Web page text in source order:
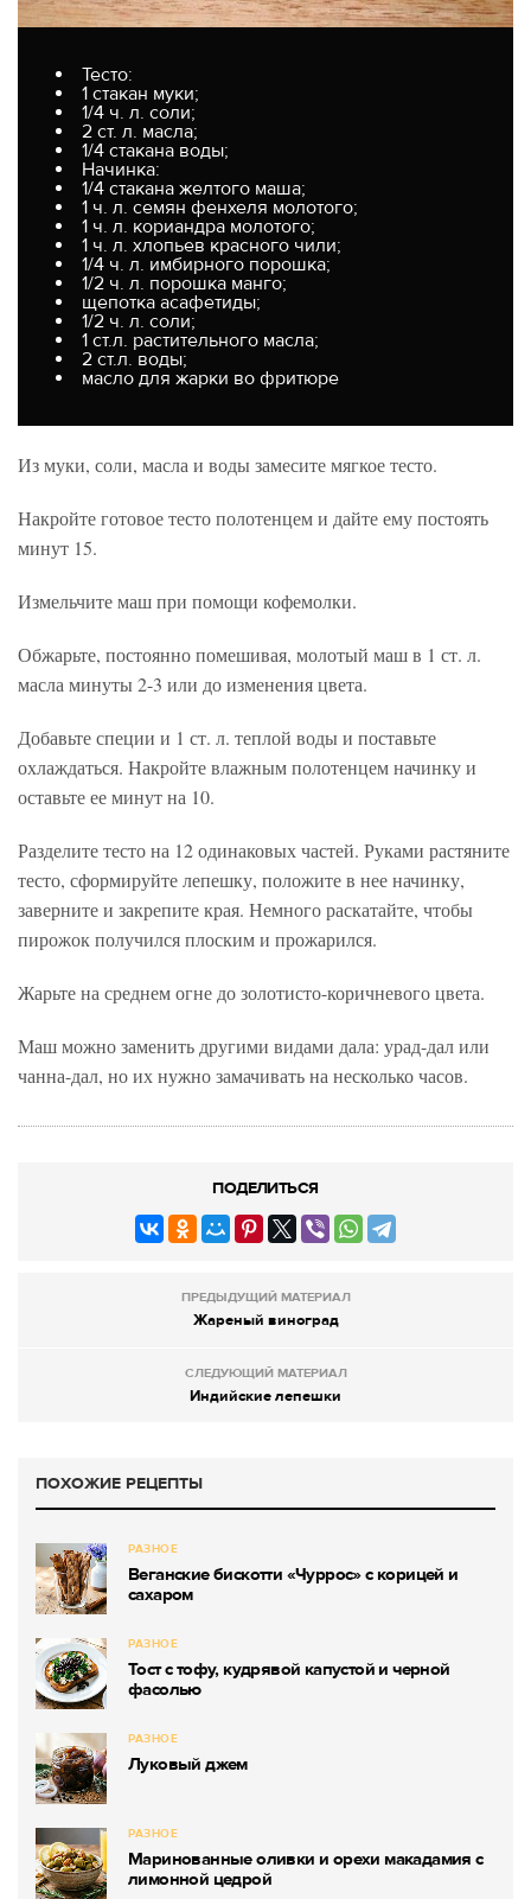
Тесто:
1 стакан муки;
1/4 ч. л. соли;
2 ст. л. масла;
1/4 стакана воды;
Начинка:
1/4 стакана желтого маша;
1 ч. л. семян фенхеля молотого;
1 ч. л. кориандра молотого;
1 ч. л. хлопьев красного чили;
1/4 ч. л. имбирного порошка;
1/2 ч. л. порошка манго;
щепотка асафетиды;
1/2 ч. л. соли;
1 ст.л. растительного масла;
2 ст.л. воды;
масло для жарки во фритюре
Из муки, соли, масла и воды замесите мягкое тесто.
Накройте готовое тесто полотенцем и дайте ему постоять
минут 15.
Измельчите маш при помощи кофемолки.
Обжарьте, постоянно помешивая, молотый маш в 1 ст. л.
масла минуты 2-3 или до изменения цвета.
Добавьте специи и 1 ст. л. теплой воды и поставьте
охлаждаться. Накройте влажным полотенцем начинку и
оставьте ее минут на 10.
Разделите тесто на 12 одинаковых частей. Руками растяните
тесто, сформируйте лепешку, положите в нее начинку,
заверните и закрепите края. Немного раскатайте, чтобы
пирожок получился плоским и прожарился.
Жарьте на среднем огне до золотисто-коричневого цвета.
Маш можно заменить другими видами дала: урад-дал или
чанна-дал, но их нужно замачивать на несколько часов.
ПОДЕЛИТЬСЯ
ПРЕДЫДУЩИЙ МАТЕРИАЛ
Жареный виноград
СЛЕДУЮЩИЙ МАТЕРИАЛ
Индийские лепешки
ПОХОЖИЕ РЕЦЕПТЫ
РАЗНОЕ
Веганские бискотти «Чуррос» с корицей и
сахаром
РАЗНОЕ
Тост с тофу, кудрявой капустой и черной
фасолью
РАЗНОЕ
Луковый джем
РАЗНОЕ
Маринованные оливки и орехи макадамия с
лимонной цедрой